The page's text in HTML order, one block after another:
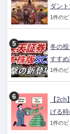
ダン
1件のビ
冬の
すすめ
1件のビ
【
げる
1件のビ